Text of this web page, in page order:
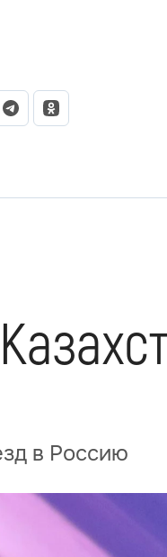
в Россию